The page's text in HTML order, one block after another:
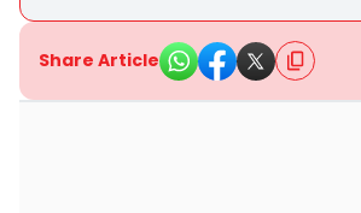
Share Article